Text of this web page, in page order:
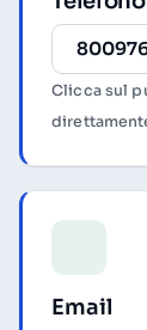
Clicca sul
Email